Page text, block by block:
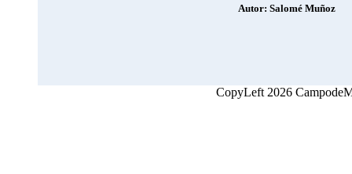
Autor: Salomé Muñoz
CopyLeft 2026